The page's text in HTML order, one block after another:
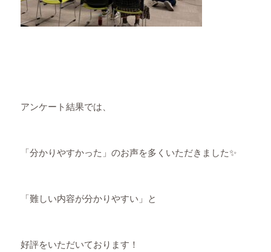
アンケート結果では、
「分かりやすかった」のお声を多くいただきました✨
「難しい内容が分かりやすい」と
好評をいただいております！